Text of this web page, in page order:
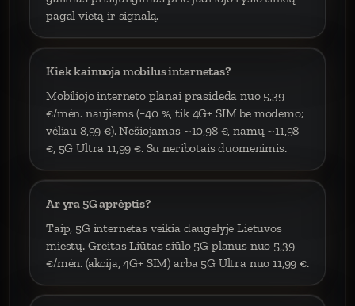
pagal vietą ir signalą.
Kiek kainuoja mobilus internetas?
Mobiliojo interneto planai prasideda nuo 5,39
€/mėn. naujiems (−40 %, tik 4G+ SIM be modemo;
vėliau 8,99 €). Nešiojamas ~10,98 €, namų ~11,98
€, 5G Ultra 11,99 €. Su neribotais duomenimis.
Ar yra 5G aprėptis?
Taip, 5G internetas veikia daugelyje Lietuvos
miestų. Greitas Liūtas siūlo 5G planus nuo 5,39
€/mėn. (akcija, 4G+ SIM) arba 5G Ultra nuo 11,99 €.